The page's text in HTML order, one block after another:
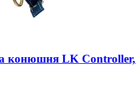
конюшня LK